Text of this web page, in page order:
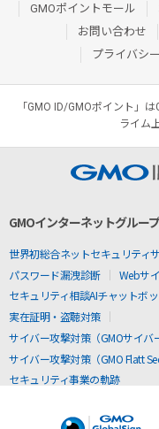
GMOポイントモール
お問い合わせ
プライバシ
「GMO ID/GMOポイント」
ライム
GMOインターネットグルー
世界初総合ネットセキュリティ
パスワード漏洩診断
Webサ
セキュリティ相談AIチャットボ
実在証明・盗聴対策
サイバー攻撃対策（GMOサイバ
サイバー攻撃対策（GMO Flatt
セキュリティ事業の軌跡